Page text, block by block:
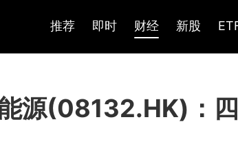
推荐 即时 财经 新股
源(08132.HK)：